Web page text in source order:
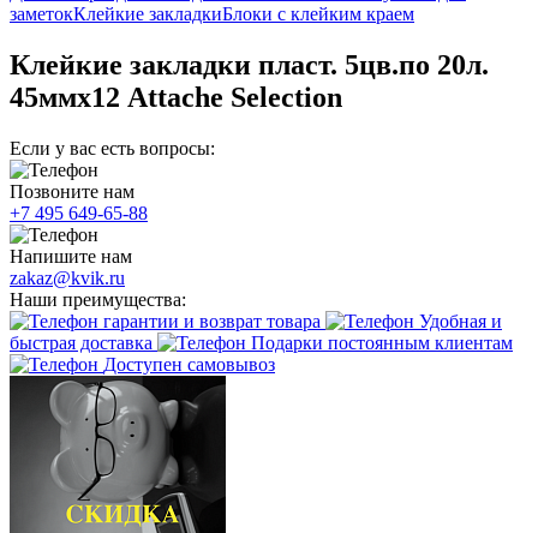
заметокКлейкие закладкиБлоки с клейким краем
Клейкие закладки пласт. 5цв.по 20л.
45ммх12 Attache Selection
Если у вас есть вопросы:
Позвоните нам
+7 495 649-65-88
Напишите нам
zakaz@kvik.ru
Наши преимущества:
гарантии и возврат товара
Удобная и
быстрая доставка
Подарки постоянным клиентам
Доступен самовывоз